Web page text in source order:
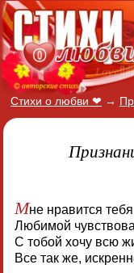
Стихи о любви ❤ →
Мне нравится
Любимой
С тобой хочу всю
Все так же,